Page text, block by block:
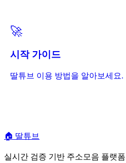
🚀
시작 가이드
딸튜브 이용 방법을 알아보세요.
🏠 딸튜브
실시간 검증 기반 주소모음 플랫